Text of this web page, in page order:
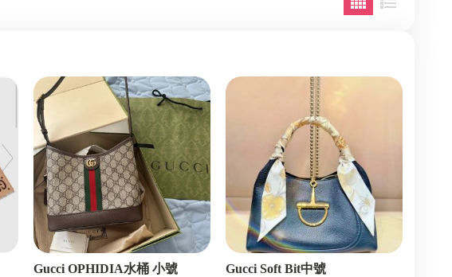
Gucci OPHIDIA水桶 小號 Gucci Soft Bit中號